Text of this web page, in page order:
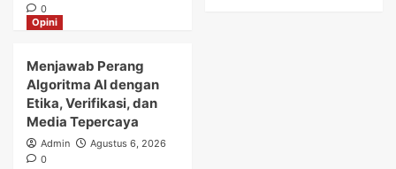
0
Opini
Menjawab Perang
Algoritma AI dengan
Etika, Verifikasi, dan
Media Tepercaya
Admin
Agustus 6, 2026
0